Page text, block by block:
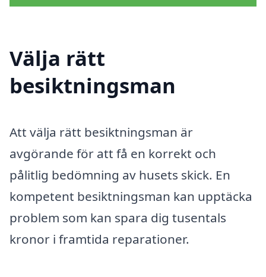
Välja rätt
besiktningsman
Att välja rätt besiktningsman är
avgörande för att få en korrekt och
pålitlig bedömning av husets skick. En
kompetent besiktningsman kan upptäcka
problem som kan spara dig tusentals
kronor i framtida reparationer.